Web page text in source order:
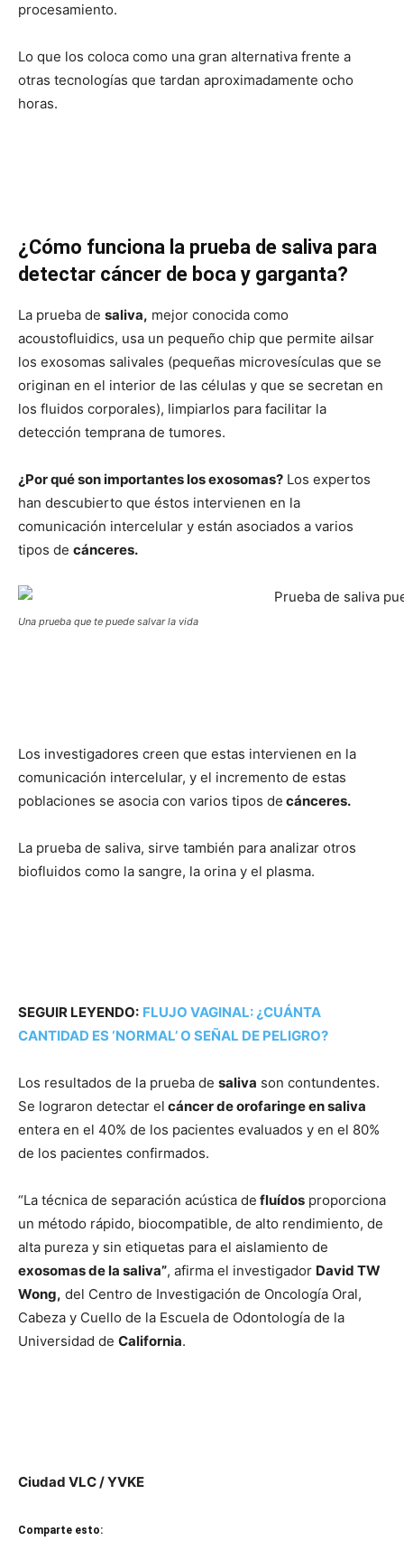
procesamiento.
Lo que los coloca como una gran alternativa frente a
otras tecnologías que tardan aproximadamente ocho
horas.
¿Cómo funciona la prueba de saliva para
detectar cáncer de boca y garganta?
La prueba de saliva, mejor conocida como
acoustofluidics, usa un pequeño chip que permite ailsar
los exosomas salivales (pequeñas microvesículas que se
originan en el interior de las células y que se secretan en
los fluidos corporales), limpiarlos para facilitar la
detección temprana de tumores.
¿Por qué son importantes los exosomas? Los expertos
han descubierto que éstos intervienen en la
comunicación intercelular y están asociados a varios
tipos de cánceres.
Una prueba que te puede salvar la vida
Los investigadores creen que estas intervienen en la
comunicación intercelular, y el incremento de estas
poblaciones se asocia con varios tipos de cánceres.
La prueba de saliva, sirve también para analizar otros
biofluidos como la sangre, la orina y el plasma.
SEGUIR LEYENDO: FLUJO VAGINAL: ¿CUÁNTA
CANTIDAD ES ‘NORMAL’ O SEÑAL DE PELIGRO?
Los resultados de la prueba de saliva son contundentes.
Se lograron detectar el cáncer de orofaringe en saliva
entera en el 40% de los pacientes evaluados y en el 80%
de los pacientes confirmados.
“La técnica de separación acústica de fluídos proporciona
un método rápido, biocompatible, de alto rendimiento, de
alta pureza y sin etiquetas para el aislamiento de
exosomas de la saliva”, afirma el investigador David TW
Wong, del Centro de Investigación de Oncología Oral,
Cabeza y Cuello de la Escuela de Odontología de la
Universidad de California.
Ciudad VLC / YVKE
Comparte esto: